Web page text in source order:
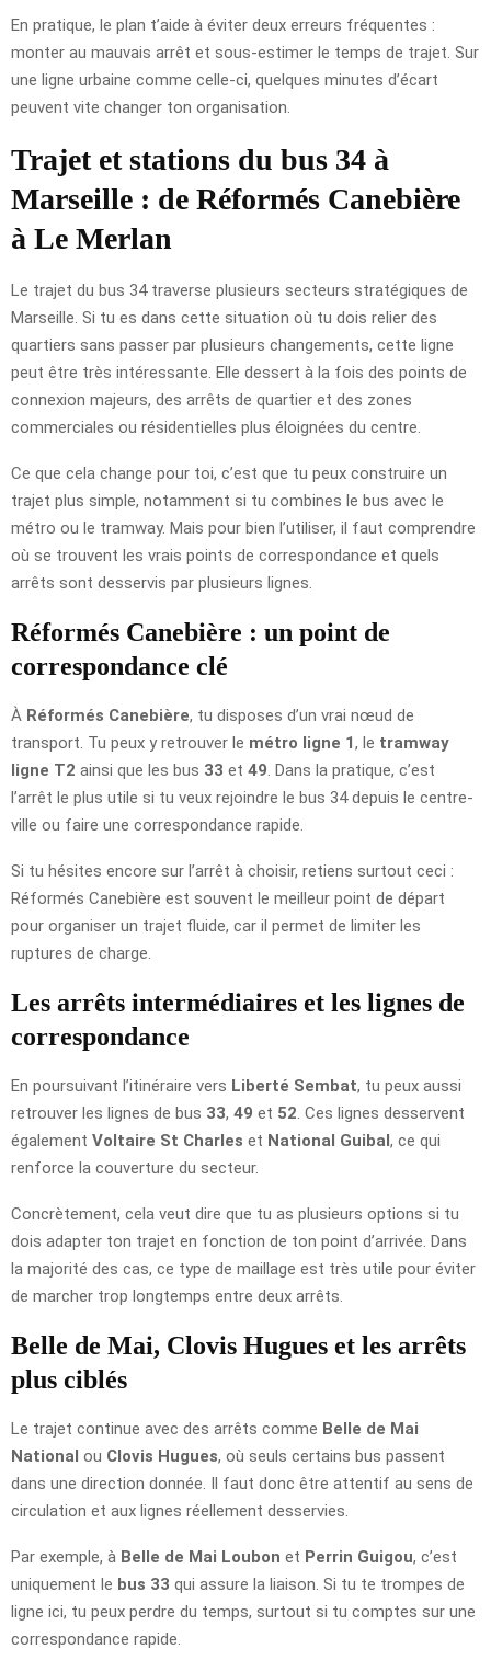
En pratique, le plan t’aide à éviter deux erreurs fréquentes :
monter au mauvais arrêt et sous-estimer le temps de trajet. Sur
une ligne urbaine comme celle-ci, quelques minutes d’écart
peuvent vite changer ton organisation.
Trajet et stations du bus 34 à
Marseille : de Réformés Canebière
à Le Merlan
Le trajet du bus 34 traverse plusieurs secteurs stratégiques de
Marseille. Si tu es dans cette situation où tu dois relier des
quartiers sans passer par plusieurs changements, cette ligne
peut être très intéressante. Elle dessert à la fois des points de
connexion majeurs, des arrêts de quartier et des zones
commerciales ou résidentielles plus éloignées du centre.
Ce que cela change pour toi, c’est que tu peux construire un
trajet plus simple, notamment si tu combines le bus avec le
métro ou le tramway. Mais pour bien l’utiliser, il faut comprendre
où se trouvent les vrais points de correspondance et quels
arrêts sont desservis par plusieurs lignes.
Réformés Canebière : un point de
correspondance clé
À Réformés Canebière, tu disposes d’un vrai nœud de
transport. Tu peux y retrouver le métro ligne 1, le tramway
ligne T2 ainsi que les bus 33 et 49 . Dans la pratique, c’est
l’arrêt le plus utile si tu veux rejoindre le bus 34 depuis le centre-
ville ou faire une correspondance rapide.
Si tu hésites encore sur l’arrêt à choisir, retiens surtout ceci :
Réformés Canebière est souvent le meilleur point de départ
pour organiser un trajet fluide, car il permet de limiter les
ruptures de charge.
Les arrêts intermédiaires et les lignes de
correspondance
En poursuivant l’itinéraire vers Liberté Sembat, tu peux aussi
retrouver les lignes de bus 33, 49 et 52 . Ces lignes desservent
également Voltaire St Charles et National Guibal, ce qui
renforce la couverture du secteur.
Concrètement, cela veut dire que tu as plusieurs options si tu
dois adapter ton trajet en fonction de ton point d’arrivée. Dans
la majorité des cas, ce type de maillage est très utile pour éviter
de marcher trop longtemps entre deux arrêts.
Belle de Mai, Clovis Hugues et les arrêts
plus ciblés
Le trajet continue avec des arrêts comme Belle de Mai
National ou Clovis Hugues, où seuls certains bus passent
dans une direction donnée. Il faut donc être attentif au sens de
circulation et aux lignes réellement desservies.
Par exemple, à Belle de Mai Loubon et Perrin Guigou, c’est
uniquement le bus 33 qui assure la liaison. Si tu te trompes de
ligne ici, tu peux perdre du temps, surtout si tu comptes sur une
correspondance rapide.